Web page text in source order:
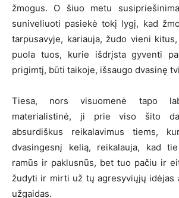
žmogus. O šiuo metu
suniveliuoti pasiekė tokį lygį, kad
tarpusavyje, kariauja, žudo vieni
puola tuos, kurie išdrįsta gyventi
prigimtį, būti taikoje, išsaugo dvasinę
Tiesa, nors visuomenė tapo
materialistinė, ji prie viso šito
absurdiškus reikalavimus tiems,
dvasingesnį kelią, reikalauja, kad
ramūs ir paklusnūs, bet tuo pačiu ir
žudyti ir mirti už tų agresyviųjų idėjas
užgaidas.